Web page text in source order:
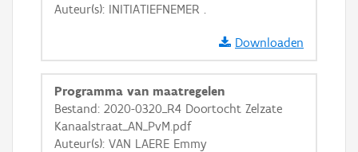
Auteur(s): INITIATIEFNEMER .
Downloaden
Programma van maatregelen
Bestand: 2020-0320_R4 Doortocht Zelzate
Kanaalstraat_AN_PvM.pdf
Auteur(s): VAN LAERE Emmy